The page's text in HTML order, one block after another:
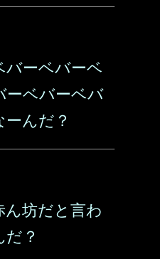
バーベバーベ
ーベバーベバ
んだ？
ん坊だと言わ
？